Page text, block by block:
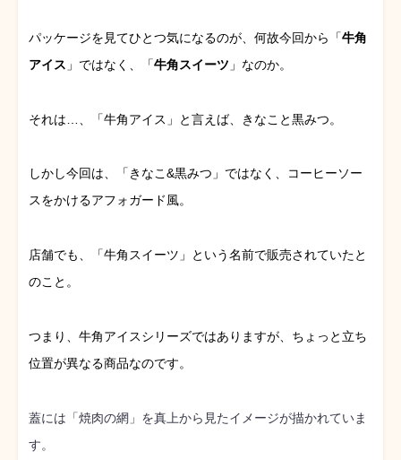
パッケージを見てひとつ気になるのが、何故今回から「牛角
アイス 」ではなく、「牛角スイーツ 」なのか。
それは…、「牛角アイス」と言えば、きなこと黒みつ。
しかし今回は、「きなこ&黒みつ」ではなく、コーヒーソー
スをかけるアフォガード風。
店舗でも、「牛角スイーツ」という名前で販売されていたと
のこと。
つまり、牛角アイスシリーズではありますが、ちょっと立ち
位置が異なる商品なのです。
蓋には「焼肉の網」を真上から見たイメージが描かれていま
す。